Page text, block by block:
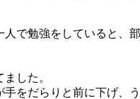
で勉強をしていると、
した。
をだらりと前に下げ、